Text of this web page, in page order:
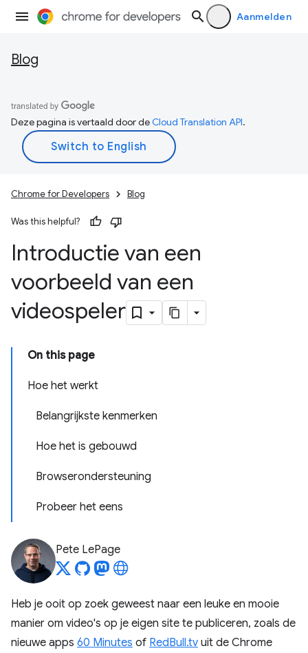
Aanmelden
Blog
Deze pagina is vertaald door deCloud Translation API.
Chrome for Developers Blog
Was this helpful?
Introductie van een
voorbeeld van een
videospeler
On this page
Hoe het werkt
Belangrijkste kenmerken
Hoe het is gebouwd
Browserondersteuning
Probeer het eens
Pete LePage
Heb je ooit op zoek geweest naar een leuke en mooie
manier om video's op je eigen site te publiceren, zoals de
nieuwe apps 60 Minutes of RedBull.tv uit de Chrome